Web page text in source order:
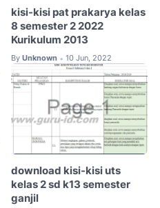
kisi-kisi pat prakarya kelas
8 semester 2 2022
Kurikulum 2013
By Unknown • 10 Jun, 2022
download kisi-kisi uts
kelas 2 sd k13 semester
ganjil